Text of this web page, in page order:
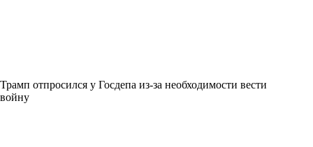
Трамп отпросился у Госдепа из-за необходимости вести
войну